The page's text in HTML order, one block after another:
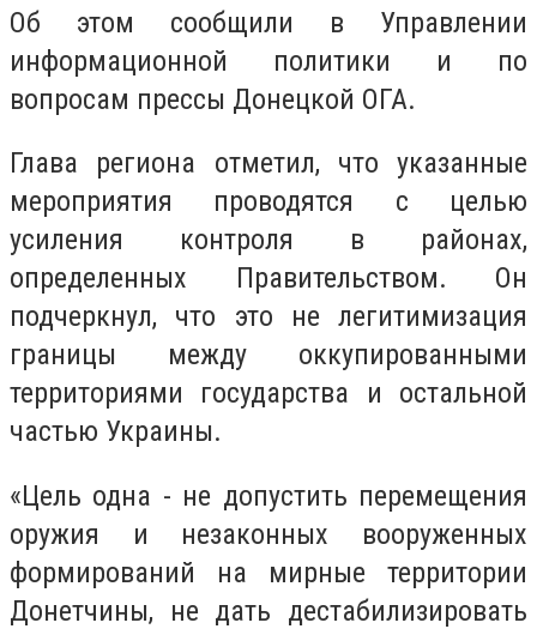
Об этом сообщили в Управлении
информационной политики и по
вопросам прессы Донецкой ОГА.
Глава региона отметил, что указанные
мероприятия проводятся с целью
усиления контроля в районах,
определенных Правительством. Он
подчеркнул, что это не легитимизация
границы между оккупированными
территориями государства и остальной
частью Украины.
«Цель одна - не допустить перемещения
оружия и незаконных вооруженных
формирований на мирные территории
Донетчины, не дать дестабилизировать